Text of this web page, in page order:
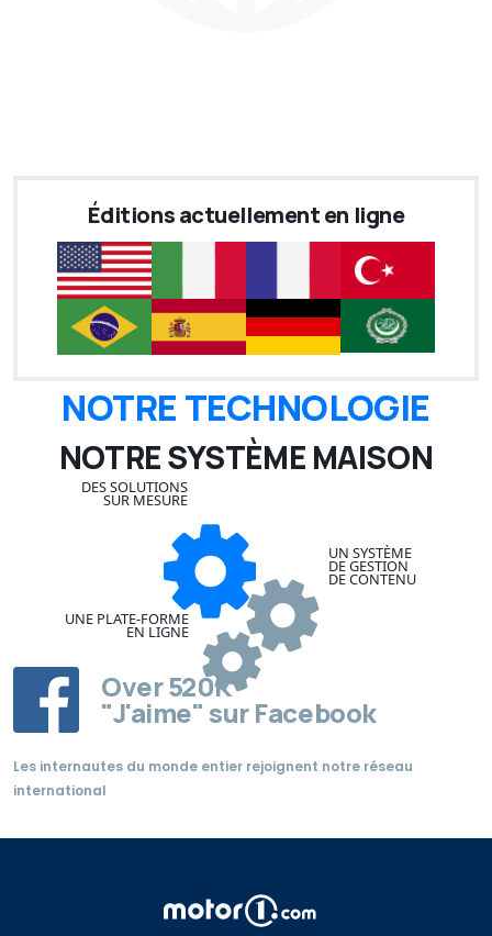
Éditions actuellement en ligne
NOTRE TECHNOLOGIE
NOTRE SYSTÈME MAISON
DES SOLUTIONS
SUR MESURE
UN SYSTÈME
DE GESTION
DE CONTENU
UNE PLATE-FORME
EN LIGNE
Over520K
"J'aime" sur Facebook
Les internautes du monde entier rejoignent notre réseau
international